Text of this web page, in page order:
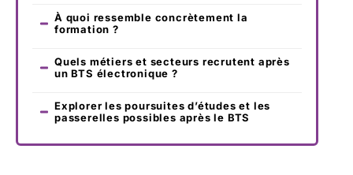
À quoi ressemble concrètement la
formation ?
Quels métiers et secteurs recrutent après
un BTS électronique ?
Explorer les poursuites d’études et les
passerelles possibles après le BTS